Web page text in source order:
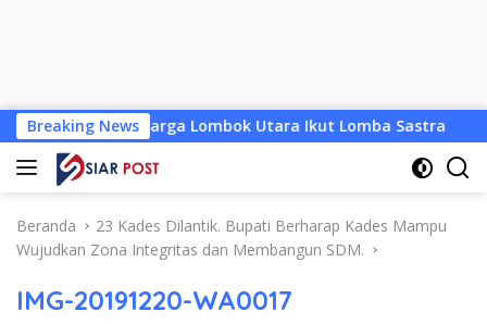
Langsung
ke
konten
Breaking News
Warga Lombok Utara Ikut Lomba Sastra Satu Kali
Beranda
23 Kades Dilantik. Bupati Berharap Kades Mampu
Wujudkan Zona Integritas dan Membangun SDM.
IMG-20191220-WA0017